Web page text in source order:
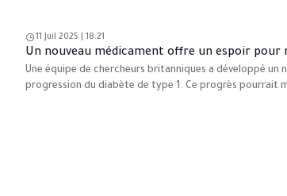
11 Juil 2025 | 18:21
Un nouveau médicament offre un espoir pour
Une équipe de chercheurs britanniques a développé
progression du diabète de type 1. Ce progrès pourrait